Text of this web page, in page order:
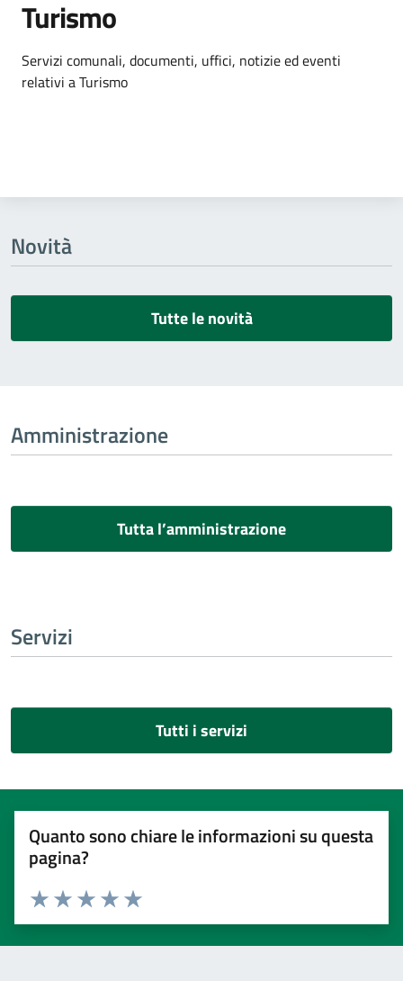
Turismo
Dettagli dell'argomento
Servizi comunali, documenti, uffici, notizie ed eventi
relativi a Turismo
Novità
Tutte le novità
Amministrazione
Tutta l’amministrazione
Servizi
Tutti i servizi
Quanto sono chiare le informazioni su questa
pagina?
Valuta 5 stelle su 5
Valuta 4 stelle su 5
Valuta 3 stelle su 5
Valuta 2 stelle su 5
Valuta 1 stelle su 5